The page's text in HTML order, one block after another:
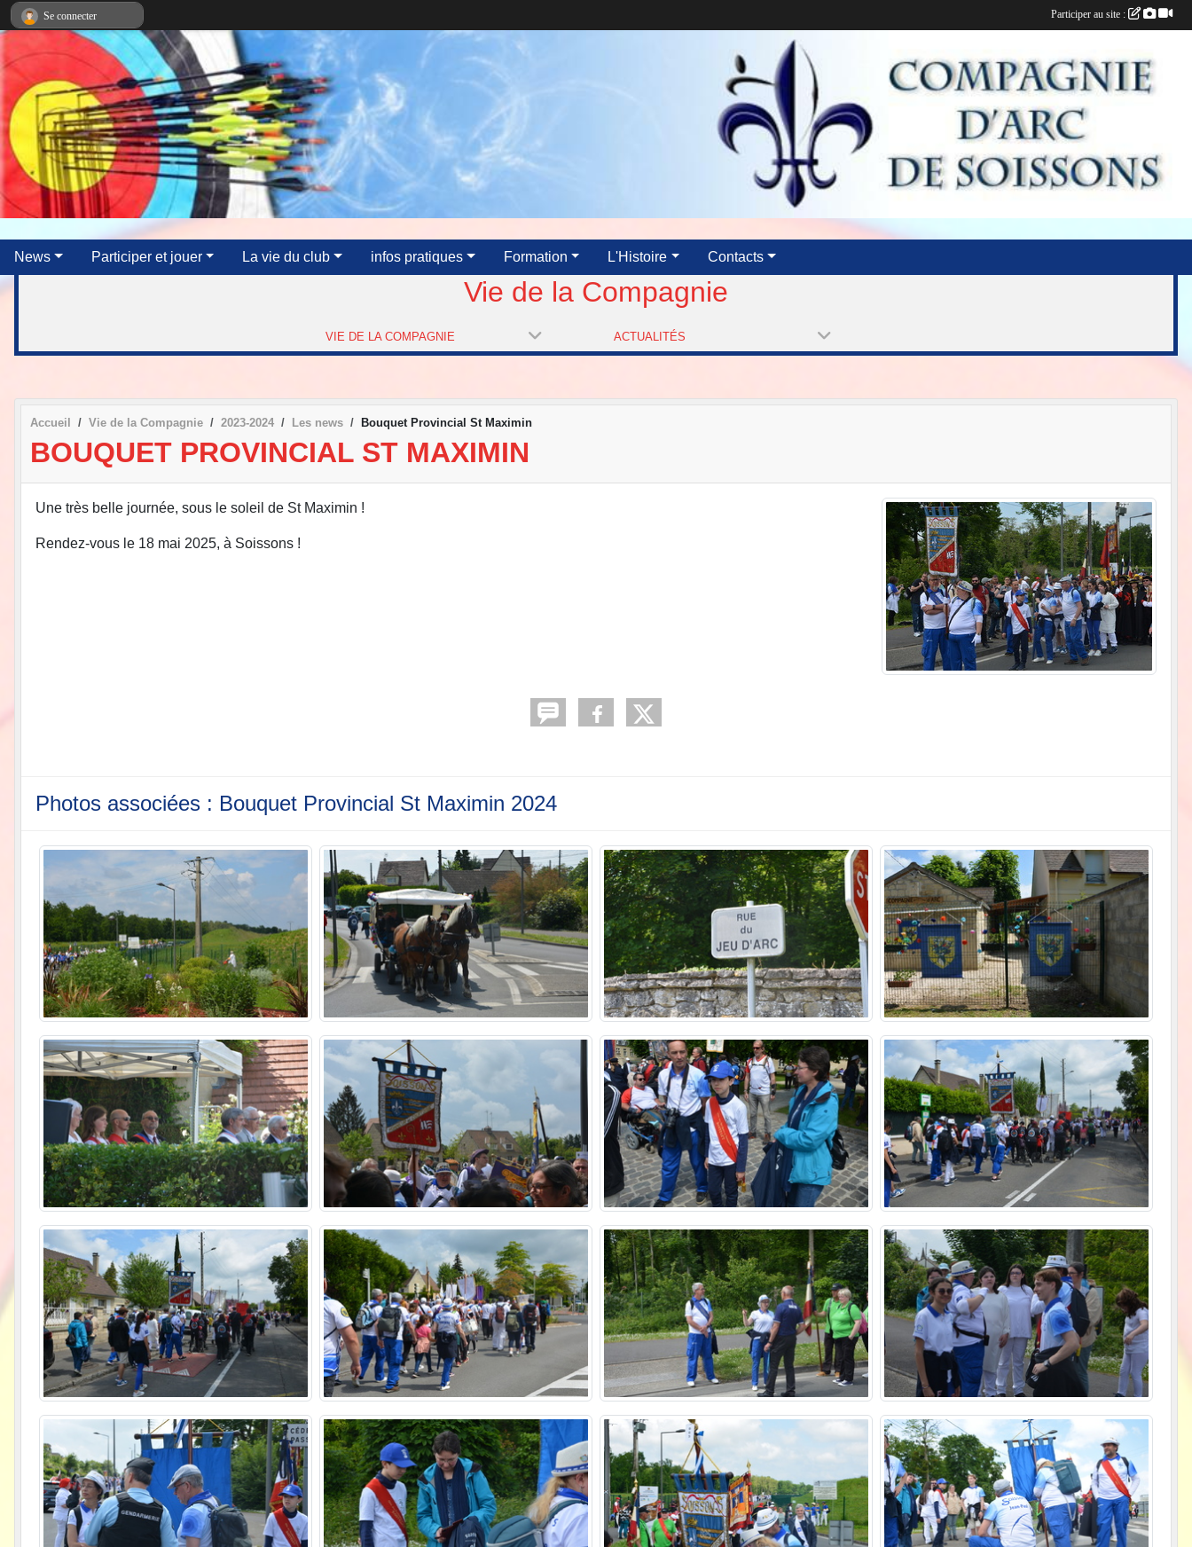
News Participer et jouer La vie du club infos pratiques Formation L'Histoire Contacts
Vie de la Compagnie
VIE DE LA COMPAGNIE ACTUALITÉS
Accueil Vie de la Compagnie 2023-2024 Les news Bouquet Provincial St Maximin
BOUQUET PROVINCIAL ST MAXIMIN
Une très belle journée, sous le soleil de St Maximin !
Rendez-vous le 18 mai 2025, à Soissons !
Photos associées : Bouquet Provincial St Maximin 2024
Se connecter Participer au site :
Panneau de gestion des cookies